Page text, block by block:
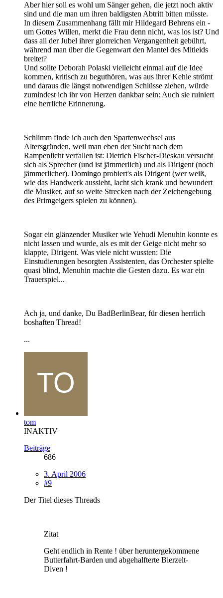
Aber hier soll es wohl um Sänger gehen, die jetzt noch aktiv
sind und die man um ihren baldigsten Abtritt bitten müsste.
In diesem Zusammenhang fällt mir Hildegard Behrens ein -
um Gottes Willen, merkt die Frau denn nicht, was los ist? Und
dass all der Jubel ihrer glorreichen Vergangenheit gebührt,
während man über die Gegenwart den Mantel des Mitleids
breitet?
Und sollte Deborah Polaski vielleicht einmal auf die Idee
kommen, kritisch zu beguthören, was aus ihrer Kehle strömt
und daraus die längst notwendigen Schlüsse ziehen, würde
zumindest ich ihr von Herzen dankbar sein: Auch sie ruiniert
eine herrliche Erinnerung.
Schlimm finde ich auch den Spartenwechsel aus
Altersgründen, weil man eben der Sucht nach dem
Rampenlicht verfallen ist: Dietrich Fischer-Dieskau versucht
sich als Sprecher (und ist jämmerlich) und als Dirigent (noch
jämmerlicher). Domingo probiert's als Dirigent (wer weiß,
wie das Handwerk aussieht, lacht sich krank und bewundert
die Musiker, auf so weite Strecken nach der Zeichengebung
des Primgeigers spielen zu können).
Sogar ein glänzender Musiker wie Yehudi Menuhin konnte es
nicht lassen und wurde, als es mit der Geige nicht mehr so
klappte, Dirigent. Was viele nicht wussten: Die
Einstudierungen besorgten Assistenten, das Orchester spielte
quasi blind, Menuhin machte die Gesten dazu. Es war ein
Trauerspiel...
Ach ja, und danke, Du BadBerlinBear, für diesen herrlich
boshaften Thread!
...
tom
INAKTIV
Beiträge
686
3. April 2006
#9
Der Titel dieses Threads
Zitat
Geht endlich in Rente ! über heruntergekommene
Butterfahrt-Barden und abgehalfterte Bierzelt-
Diven !